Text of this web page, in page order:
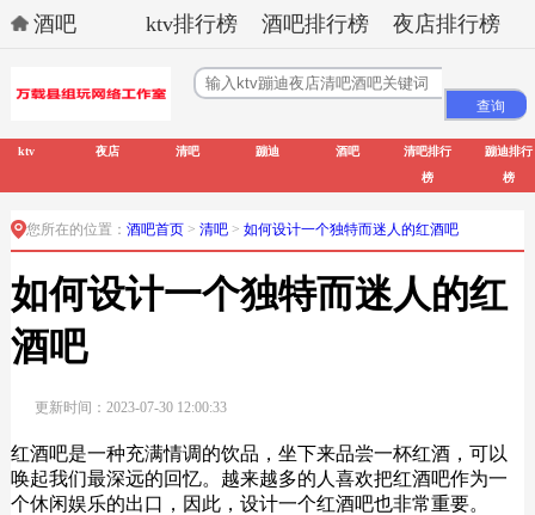
酒吧 ktv排行榜 酒吧排行榜 夜店排行榜
ktv 夜店 清吧 蹦迪 酒吧
清吧排行
榜
蹦迪排行
榜
您所在的位置： 酒吧首页> 清吧 > 如何设计一个独特而迷人的红酒吧
如何设计一个独特而迷人的红
酒吧
更新时间：2023-07-30 12:00:33
红酒吧是一种充满情调的饮品，坐下来品尝一杯红酒，可以
唤起我们最深远的回忆。越来越多的人喜欢把红酒吧作为一
个休闲娱乐的出口，因此，设计一个红酒吧也非常重要。